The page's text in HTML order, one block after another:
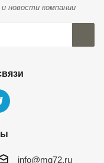
новости компании
info@mg72.ru